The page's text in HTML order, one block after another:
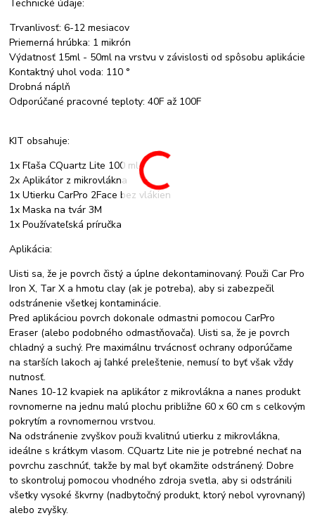
Technické údaje:
Trvanlivosť: 6-12 mesiacov
Priemerná hrúbka: 1 mikrón
Výdatnosť 15ml - 50ml na vrstvu v závislosti od spôsobu aplikácie
Kontaktný uhol voda: 110 °
Drobná náplň
Odporúčané pracovné teploty: 40F až 100F
KIT obsahuje:
1x Fľaša CQuartz Lite 100 ml
2x Aplikátor z mikrovlákna
1x Utierku CarPro 2Face bez vlákien
1x Maska na tvár 3M
1x Používateľská príručka
Aplikácia:
Uisti sa, že je povrch čistý a úplne dekontaminovaný. Použi Car Pro
Iron X, Tar X a hmotu clay (ak je potreba), aby si zabezpečil
odstránenie všetkej kontaminácie.
Pred aplikáciou povrch dokonale odmastni pomocou CarPro
Eraser (alebo podobného odmastňovača). Uisti sa, že je povrch
chladný a suchý. Pre maximálnu trvácnosť ochrany odporúčame
na starších lakoch aj ľahké preleštenie, nemusí to byť však vždy
nutnosť.
Nanes 10-12 kvapiek na aplikátor z mikrovlákna a nanes produkt
rovnomerne na jednu malú plochu približne 60 x 60 cm s celkovým
pokrytím a rovnomernou vrstvou.
Na odstránenie zvyškov použi kvalitnú utierku z mikrovlákna,
ideálne s krátkym vlasom. CQuartz Lite nie je potrebné nechať na
povrchu zaschnúť, takže by mal byť okamžite odstránený. Dobre
to skontroluj pomocou vhodného zdroja svetla, aby si odstránili
všetky vysoké škvrny (nadbytočný produkt, ktorý nebol vyrovnaný)
alebo zvyšky.